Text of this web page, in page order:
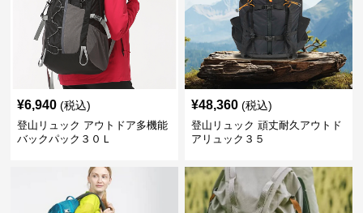
¥6,940 (税込)
登山リュック アウトドア多機能
バックパック３０Ｌ
¥48,360 (税込)
登山リュック 頑丈耐久アウトド
アリュック３５